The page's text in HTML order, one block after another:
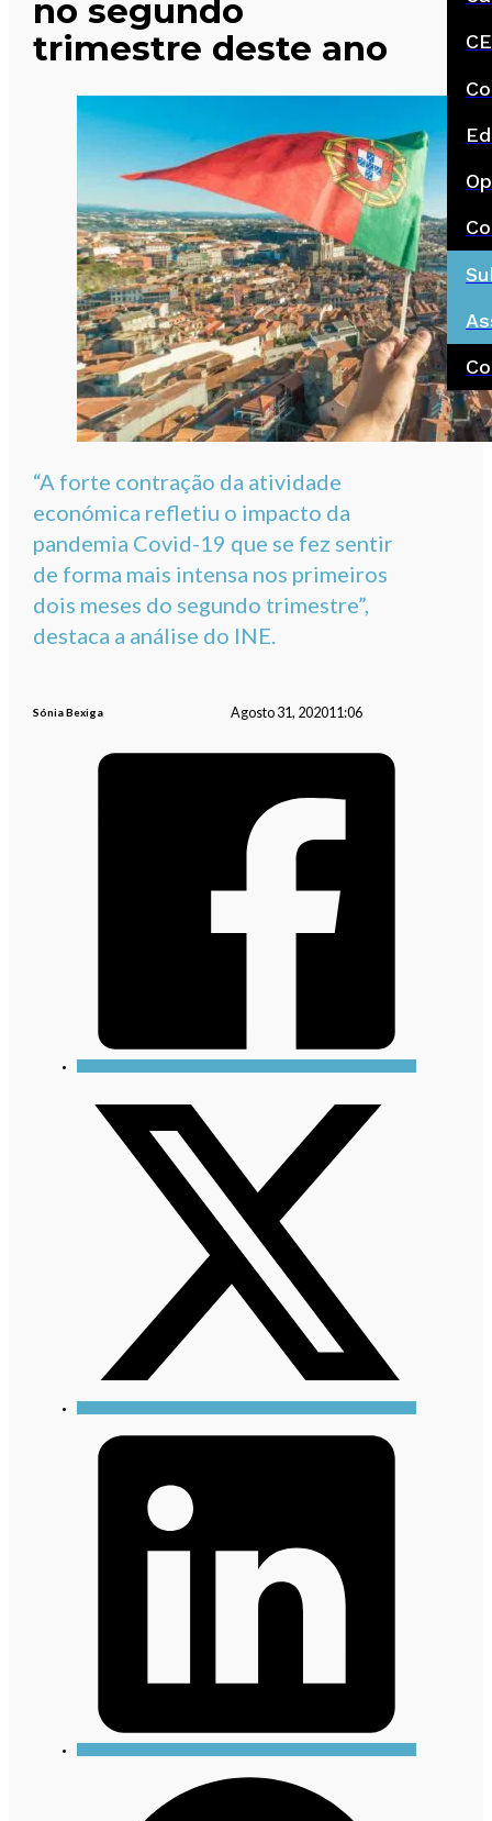
no segundo
trimestre deste ano
“A forte contração da atividade
económica refletiu o impacto da
pandemia Covid-19 que se fez sentir
de forma mais intensa nos primeiros
dois meses do segundo trimestre”,
destaca a análise do INE.
Sónia Bexiga Agosto 31, 202011:06